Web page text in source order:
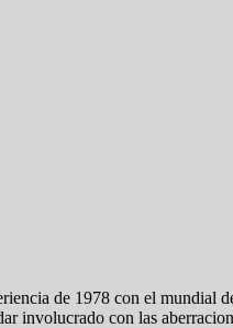
de 1978 con el mundial
involucrado con las